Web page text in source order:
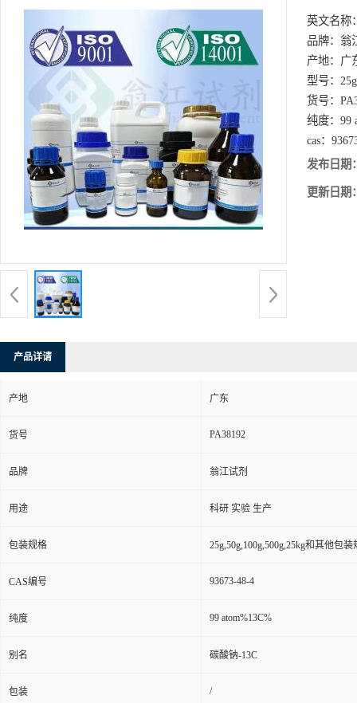
英文名称
品牌： 翁
产地： 广
型号：
货号：
纯度： 99
cas：
发布日期
更新日期
产品详请
产地 广东
货号 PA38192
品牌 翁江试剂
用途 科研 实验 生产
包装规格 25g,50g,100g,500g,25kg和其他包装
CAS编号 93673-48-4
纯度 99 atom%13C%
别名 碳酸钠-13C
包装 /